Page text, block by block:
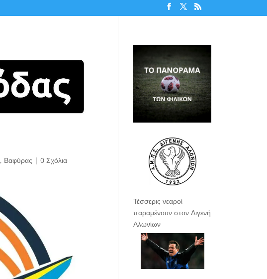
, Βαφύρας | 0 Σχόλια
Τέσσερις νεαροί
παραμένουν στον Διγενή
Αλωνίων